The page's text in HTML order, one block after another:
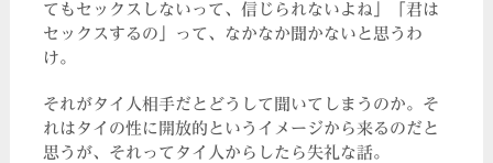
てもセックスしないって、信じられないよね」「君は
セックスするの」って、なかなか聞かないと思うわ
け。
それがタイ人相手だとどうして聞いてしまうのか。そ
れはタイの性に開放的というイメージから来るのだと
思うが、それってタイ人からしたら失礼な話。